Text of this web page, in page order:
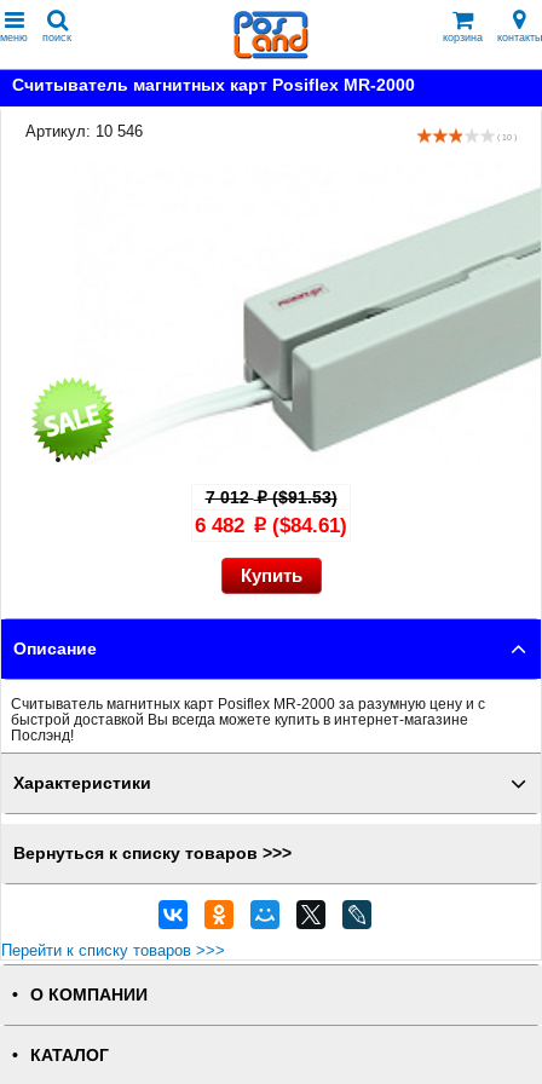
меню поиск корзина контакты
Считыватель магнитных карт Posiflex MR-2000
Артикул: 10 546 ( 10 )
7 012p($91.53)
6 482 p ($84.61)
Описание
Считыватель магнитных карт Posiflex MR-2000 за разумную цену и с
быстрой доставкой Вы всегда можете купить в интернет-магазине
Послэнд!
Характеристики
Вернуться к списку товаров >>>
Перейти к списку товаров >>>
О КОМПАНИИ
КАТАЛОГ